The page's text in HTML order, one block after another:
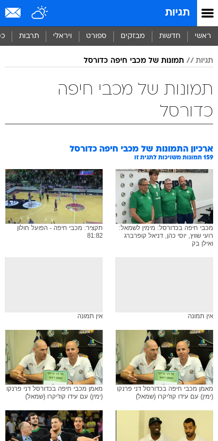
תגיות
ראשי חדשות מבזקים ספורט ויראלי תרבות
תגיות תמונות של מכבי חיפה כדורסל
תמונות של מכבי חיפה
כדורסל
ארכיון התמונות של מכבי חיפה כדורסל
159 תמונות משויכות לתגית זו
מכבי חיפה בכדורסל: מימין לשמאל:
רועי שווץ, יוסי כהן, דניאל קופרברג
ואילן בק
תקציר: מכבי חיפה - הפועל חולון
81:82
אין תמונה אין תמונה
מאמן מכבי חיפה בכדורסל דני פרנקו
(ימין) עם עידו קוז'יקרו (שמאל)
מאמן מכבי חיפה בכדורסל דני פרנקו
(ימין) עם עידו קוז'יקרו (שמאל)